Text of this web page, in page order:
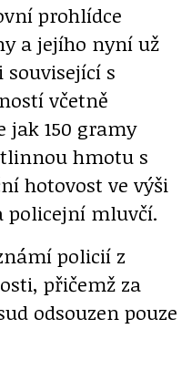
prohlídce
a jejího nyní už
s
včetně
jak 150 gramy
hmotu s
hotovost ve výši
policejní mluvčí.
policií z
přičemž za
odsouzen pouze